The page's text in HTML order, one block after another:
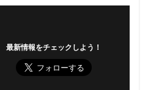
最新情報をチェックしよう！